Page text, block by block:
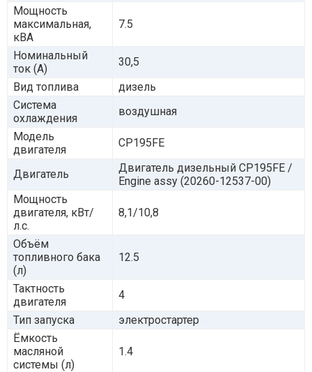
Мощность
максимальная,
кВА
7.5
Номинальный
ток (А)
30,5
Вид топлива
дизель
Система
охлаждения
воздушная
Модель
двигателя
CP195FE
Двигатель
Двигатель дизельный CP195FE /
Engine assy (20260-12537-00)
Мощность
двигателя, кВт/
л.с.
8,1/10,8
Объём
топливного бака
(л)
12.5
Тактность
двигателя
4
Тип запуска
электростартер
Ёмкость
масляной
системы (л)
1.4